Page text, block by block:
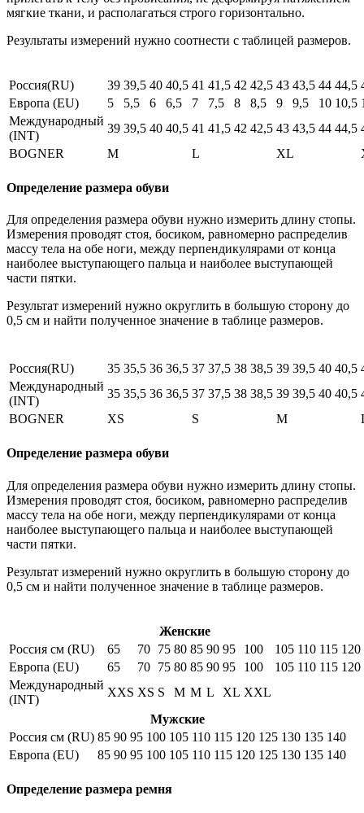
мягкие ткани, и располагаться строго горизонтально.
Результаты измерений нужно соотнести с таблицей размеров.
Россия(RU) 39 39,5 40 40,5 41 41,5 42 42,5 43 43,5 44 44,5
Европа (EU)
5 5,5 6 6,5 7 7,5 8 8,5 9 9,5 10 10,5
Международный
(INT)
39 39,5 40 40,5 41 41,5 42 42,5 43 43,5 44 44,5
BOGNER
M L XL
Определение размера обуви
Для определения размера обуви нужно измерить длину стопы.
Измерения проводят стоя, босиком, равномерно распределив
массу тела на обе ноги, между перпендикулярами от конца
наиболее выступающего пальца и наиболее выступающей
части пятки.
Результат измерений нужно округлить в большую сторону до
0,5 см и найти полученное значение в таблице размеров.
Россия(RU) 35 35,5 36 36,5 37 37,5 38 38,5 39 39,5 40 40,5
Международный
(INT)
35 35,5 36 36,5 37 37,5 38 38,5 39 39,5 40 40,5
BOGNER
XS S M
Определение размера обуви
Для определения размера обуви нужно измерить длину стопы.
Измерения проводят стоя, босиком, равномерно распределив
массу тела на обе ноги, между перпендикулярами от конца
наиболее выступающего пальца и наиболее выступающей
части пятки.
Результат измерений нужно округлить в большую сторону до
0,5 см и найти полученное значение в таблице размеров.
Женские
Россия см (RU)
65 70 75 80 85 90 95 100 105 110 115 120
Европа (EU)
65 70 75 80 85 90 95 100 105 110 115 120
Международный
(INT)
XXS XS S M M L XL XXL
Мужские
Россия см (RU) 85 90 95 100 105 110 115 120 125 130 135 140
Европа (EU)
85 90 95 100 105 110 115 120 125 130 135 140
Определение размера ремня